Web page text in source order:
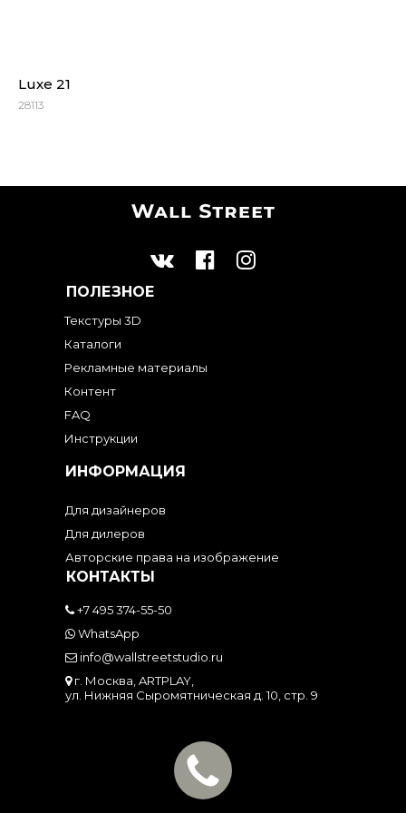
Luxe 21
28113
ПОЛЕЗНОЕ
Текстуры 3D
Каталоги
Рекламные материалы
Контент
FAQ
Инструкции
ИНФОРМАЦИЯ
Для дизайнеров
Для дилеров
Авторские права на изображение
КОНТАКТЫ
+7 495 374-55-50
WhatsApp
info@wallstreetstudio.ru
г. Москва, ARTPLAY,
ул. Нижняя Сыромятническая д. 10, стр. 9